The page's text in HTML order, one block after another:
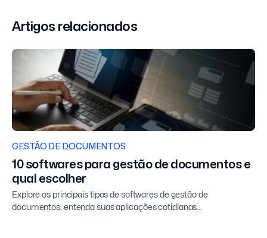
Artigos relacionados
GESTÃO DE DOCUMENTOS
10 softwares para gestão de documentos e
qual escolher
Explore os principais tipos de softwares de gestão de
documentos, entenda suas aplicações cotidianas...